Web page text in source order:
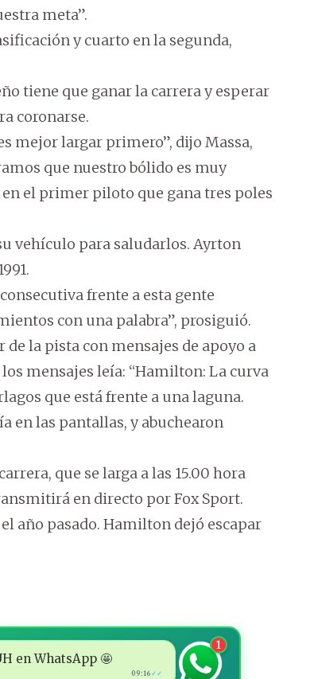
meta”.
y cuarto en la segunda,
tiene que ganar la carrera y esperar
coronarse.
mejor largar primero”, dijo Massa,
que nuestro bólido es muy
el primer piloto que gana tres poles
vehículo para saludarlos. Ayrton
frente a esta gente
con una palabra”, prosiguió.
la pista con mensajes de apoyo a
mensajes leía: “Hamilton: La curva
que está frente a una laguna.
en las pantallas, y abuchearon
que se larga a las 15.00 hora
en directo por Fox Sport.
año pasado. Hamilton dejó escapar
en WhatsApp 🤩
09:16 ✓✓
1